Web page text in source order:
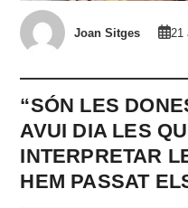
Joan Sitges 21
“SÓN LES
AVUI DIA LES
INTERPRETAR
HEM PASSAT